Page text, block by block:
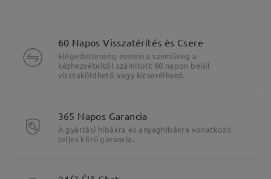
60 Napos Visszatérítés és Csere
Elégedetlenség esetén a szemüveg a
kézhezvételtől számított 60 napon belül
visszaküldhető vagy kicserélhető.
365 Napos Garancia
A gyártási hibákra és anyaghibákra vonatkozó
teljes körű garancia.